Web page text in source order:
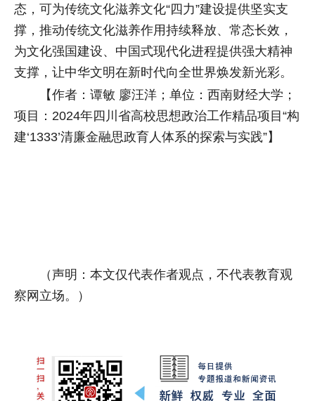
态，可为传统文化滋养文化“四力”建设提供坚实支
撑，推动传统文化滋养作用持续释放、常态长效，
为文化强国建设、中国式现代化进程提供强大精神
支撑，让中华文明在新时代向全世界焕发新光彩。
【作者：谭敏 廖汪洋；单位：西南财经大学；
项目：2024年四川省高校思想政治工作精品项目“构
建‘1333’清廉金融思政育人体系的探索与实践”】
（声明：本文仅代表作者观点，不代表教育观
察网立场。）